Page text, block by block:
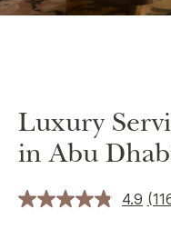
Luxury
in Abu
4.9